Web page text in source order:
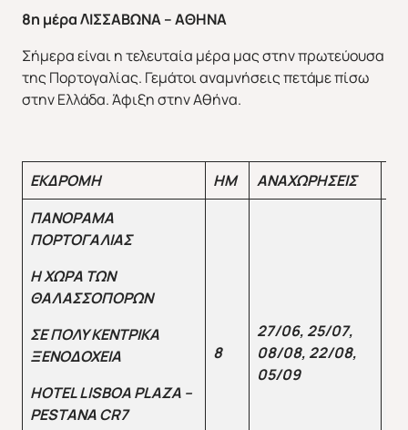
8η μέρα ΛΙΣΣΑΒΩΝΑ – ΑΘΗΝΑ
Σήμερα είναι η τελευταία μέρα μας στην πρωτεύουσα
της Πορτογαλίας. Γεμάτοι αναμνήσεις πετάμε πίσω
στην Ελλάδα. Άφιξη στην Αθήνα.
ΕΚΔΡΟΜΗ ΗΜ ΑΝΑΧΩΡΗΣΕΙΣ
ΠΑΝΟΡΑΜΑ
ΠΟΡΤΟΓΑΛΙΑΣ
Η ΧΩΡΑ ΤΩΝ
ΘΑΛΑΣΣΟΠΟΡΩΝ
ΣΕ ΠΟΛΥ ΚΕΝΤΡΙΚΑ
ΞΕΝΟΔΟΧΕΙΑ
HOTEL LISBOA PLAZA –
PESTANA CR7
8
27/06, 25/07,
08/08, 22/08,
05/09